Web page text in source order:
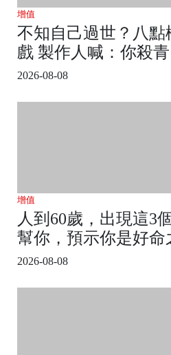
增值
不知自己過世？八點
戲 製作人喊：你殺
2026-08-08
增值
人到60歲，出現這3
幫你，預示你是好命
2026-08-08